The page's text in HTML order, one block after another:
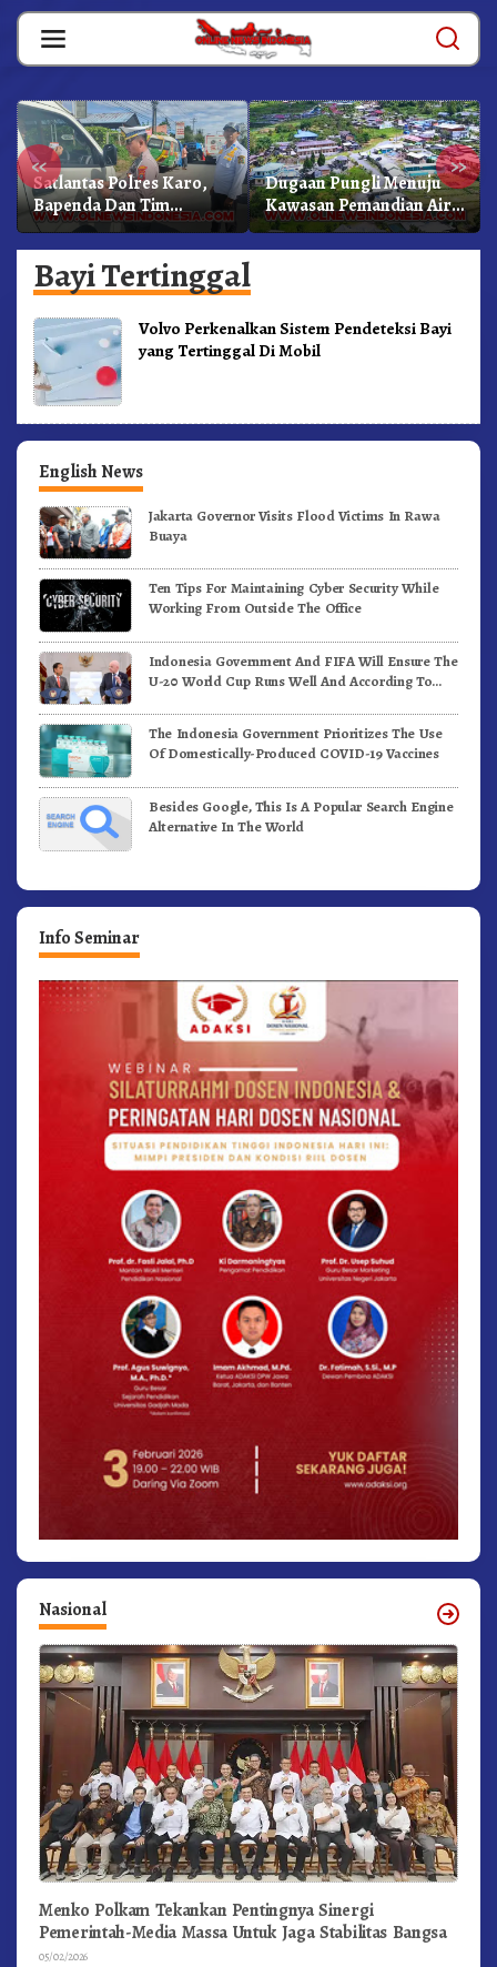
Skip
content
« »
Satlantas Polres Karo,
Bapenda Dan Tim
Lainnya Gelar Oprasi
Sadar Pajak Kenderaan
Dugaan Pungli Menuju
Kawasan Pemandian Air
Panas Semangat Gunung
– Doulu Foto Dan
Bayi Tertinggal
Volvo Perkenalkan Sistem Pendeteksi Bayi
yang Tertinggal Di Mobil
English News
Jakarta Governor Visits Flood Victims In Rawa
Buaya
Ten Tips For Maintaining Cyber Security While
Working From Outside The Office
Indonesia Government And FIFA Will Ensure The
U-20 World Cup Runs Well And According To
The Indonesia Government Prioritizes The Use
Of Domestically-Produced COVID-19 Vaccines
Besides Google, This Is A Popular Search Engine
Alternative In The World
Info Seminar
Nasional
Menko Polkam Tekankan Pentingnya Sinergi
Pemerintah-Media Massa Untuk Jaga Stabilitas Bangsa
05/02/2026